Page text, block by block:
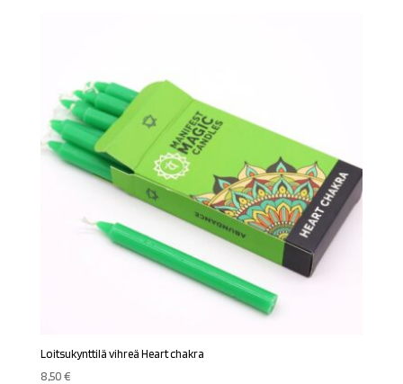
Loitsukynttilä vihreä Heart chakra
8,50€